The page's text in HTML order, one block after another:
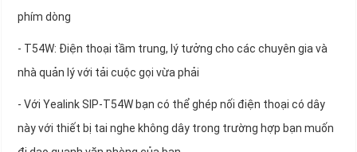
phím dòng
- T54W: Điện thoại tầm trung, lý tưởng cho các chuyên gia và
nhà quản lý với tải cuộc gọi vừa phải
- Với Yealink SIP-T54W bạn có thể ghép nối điện thoại có dây
này với thiết bị tai nghe không dây trong trường hợp bạn muốn